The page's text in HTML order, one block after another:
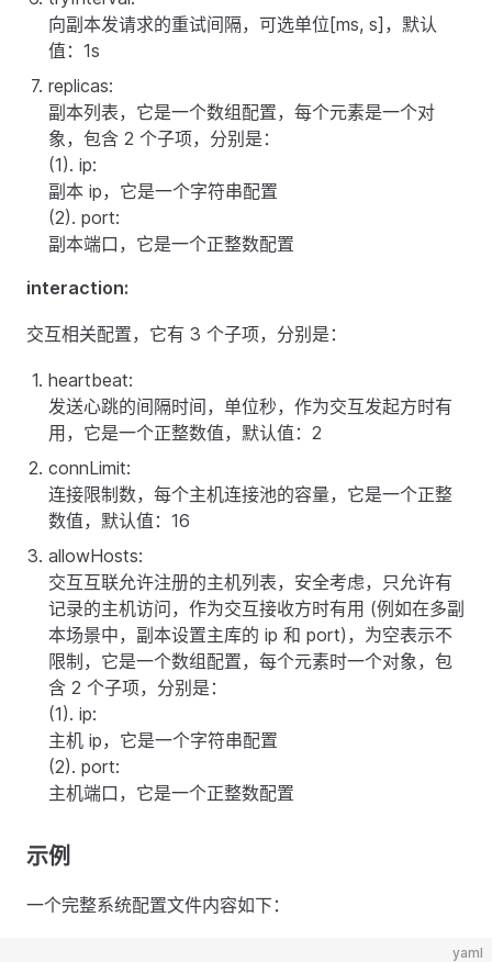
向副本发请求的重试间隔，可选单位[ms, s]，默认
值：1s
replicas:
副本列表，它是一个数组配置，每个元素是一个对
象，包含 2 个子项，分别是：
(1). ip:
副本 ip，它是一个字符串配置
(2). port:
副本端口，它是一个正整数配置
interaction:
交互相关配置，它有 3 个子项，分别是：
heartbeat:
发送心跳的间隔时间，单位秒，作为交互发起方时有
用，它是一个正整数值，默认值：2
connLimit:
连接限制数，每个主机连接池的容量，它是一个正整
数值，默认值：16
allowHosts:
交互互联允许注册的主机列表，安全考虑，只允许有
记录的主机访问，作为交互接收方时有用 (例如在多副
本场景中，副本设置主库的 ip 和 port)，为空表示不
限制，它是一个数组配置，每个元素时一个对象，包
含 2 个子项，分别是：
(1). ip:
主机 ip，它是一个字符串配置
(2). port:
主机端口，它是一个正整数配置
示例
一个完整系统配置文件内容如下：
yaml